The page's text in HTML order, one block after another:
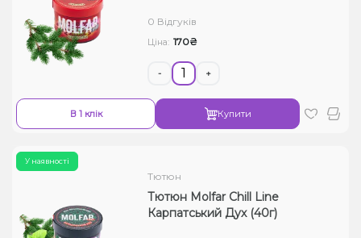
0 Відгуків
Ціна: 170₴
- +
В 1 клік Купити
У наявності
Тютюн
Тютюн Molfar Chill Line
Карпатський Дух (40г)